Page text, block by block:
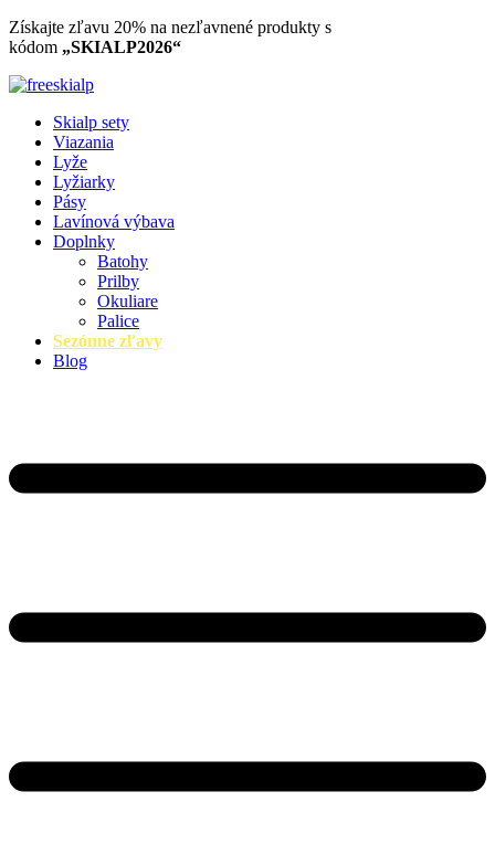
Preskočiť
na
Získajte zľavu 20% na nezľavnené produkty​ s
kódom „SKIALP2026“
Skialp sety
Viazania
Lyže
Lyžiarky
Pásy
Lavínová výbava
Doplnky
Batohy
Prilby
Okuliare
Palice
Sezónne zľavy
Blog